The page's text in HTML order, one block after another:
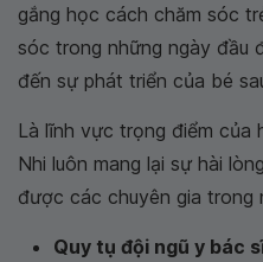
gắng học cách chăm sóc
sóc trong những ngày đầu
đến sự phát triển của bé
Là lĩnh vực trọng điểm của
Nhi luôn mang lại sự hài
được các chuyên gia trong
Quy tụ đội ngũ y bác